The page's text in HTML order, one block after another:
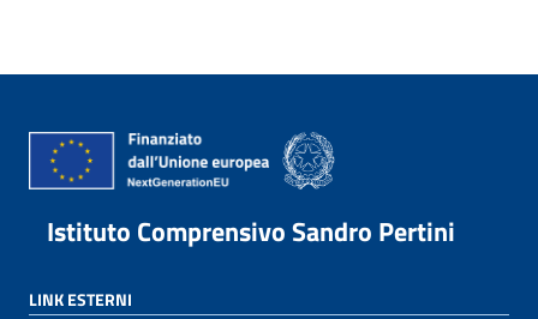
Istituto Comprensivo Sandro Pertini
LINK ESTERNI